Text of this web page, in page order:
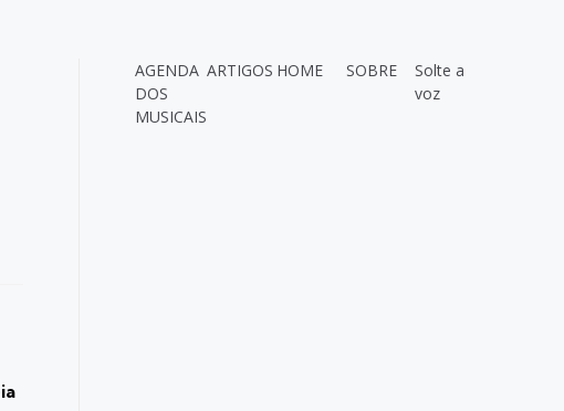
AGENDA
DOS
MUSICAIS
ARTIGOS HOME SOBRE
Solte a
voz